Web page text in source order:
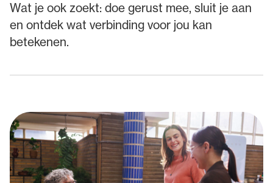
Wat je ook zoekt: doe gerust mee, sluit je aan
en ontdek wat verbinding voor jou kan
betekenen.